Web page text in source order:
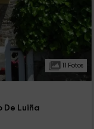
11 Fotos
De Luiña